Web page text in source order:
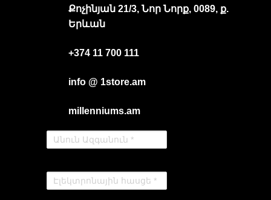
Քոչինյան 21/3, Նոր Նորք, 0089, ք.
Երևան
+374 11 700 111
info @ 1store.am
millenniums.am